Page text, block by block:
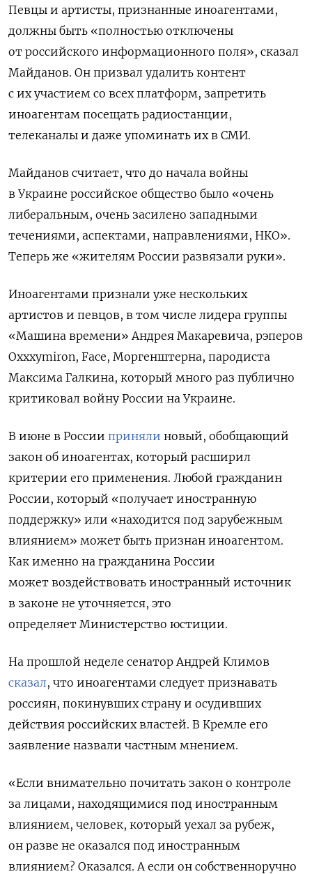
Певцы и артисты, признанные иноагентами,
должны быть «полностью отключены
от российского информационного поля», сказал
Майданов. Он призвал удалить контент
с их участием со всех платформ, запретить
иноагентам посещать радиостанции,
телеканалы и даже упоминать их в СМИ.
Майданов считает, что до начала войны
в Украине российское общество было «очень
либеральным, очень засилено западными
течениями, аспектами, направлениями, НКО».
Теперь же «жителям России развязали руки».
Иноагентами признали уже нескольких
артистов и певцов, в том числе лидера группы
«Машина времени» Андрея Макаревича, рэперов
Oxxxymiron, Face, Моргенштерна, пародиста
Максима Галкина, который много раз публично
критиковал войну России на Украине.
В июне в России приняли новый, обобщающий
закон об иноагентах, который расширил
критерии его применения. Любой гражданин
России, который «получает иностранную
поддержку» или «находится под зарубежным
влиянием» может быть признан иноагентом.
Как именно на гражданина России
может воздействовать иностранный источник
в законе не уточняется, это
определяет Министерство юстиции.
На прошлой неделе сенатор Андрей Климов
сказал, что иноагентами следует признавать
россиян, покинувших страну и осудивших
действия российских властей. В Кремле его
заявление назвали частным мнением.
«Если внимательно почитать закон о контроле
за лицами, находящимися под иностранным
влиянием, человек, который уехал за рубеж,
он разве не оказался под иностранным
влиянием? Оказался. А если он собственноручно